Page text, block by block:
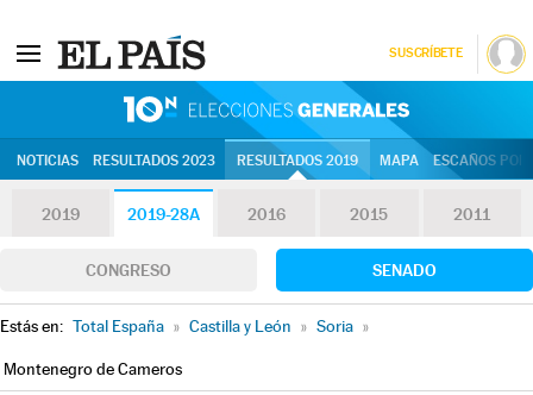
SUSCRÍBETE
NOTICIAS RESULTADOS 2023 RESULTADOS 2019 MAPA ESCAÑOS
2019 2019-28A 2016 2015 2011
CONGRESO SENADO
Estás en: Total España » Castilla y León » Soria »
Montenegro de Cameros